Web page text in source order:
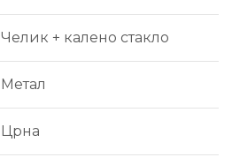
Челик + калено стакло
Метал
Црна